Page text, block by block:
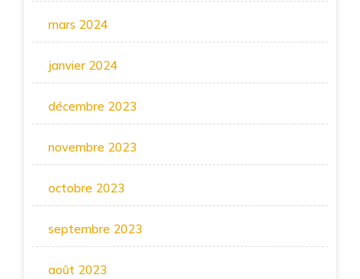
mars 2024
janvier 2024
décembre 2023
novembre 2023
octobre 2023
septembre 2023
août 2023